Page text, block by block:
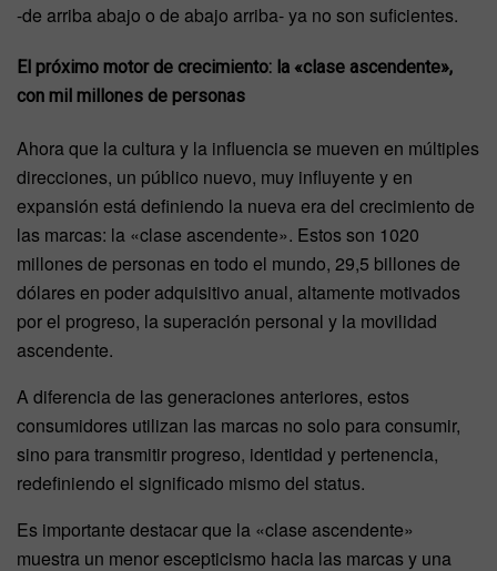
-de arriba abajo o de abajo arriba- ya no son suficientes.
El próximo motor de crecimiento: la «clase ascendente»,
con mil millones de personas
Ahora que la cultura y la influencia se mueven en múltiples
direcciones, un público nuevo, muy influyente y en
expansión está definiendo la nueva era del crecimiento de
las marcas: la «clase ascendente». Estos son 1020
millones de personas en todo el mundo, 29,5 billones de
dólares en poder adquisitivo anual, altamente motivados
por el progreso, la superación personal y la movilidad
ascendente.
A diferencia de las generaciones anteriores, estos
consumidores utilizan las marcas no solo para consumir,
sino para transmitir progreso, identidad y pertenencia,
redefiniendo el significado mismo del status.
Es importante destacar que la «clase ascendente»
muestra un menor escepticismo hacia las marcas y una